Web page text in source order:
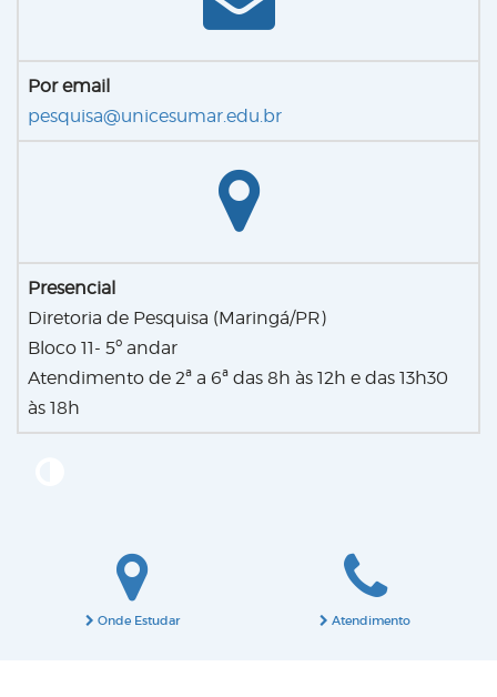
Por email
pesquisa@unicesumar.edu.br
Presencial
Diretoria de Pesquisa (Maringá/PR)
Bloco 11- 5º andar
Atendimento de 2ª a 6ª das 8h às 12h e das 13h30
às 18h
Onde Estudar Atendimento